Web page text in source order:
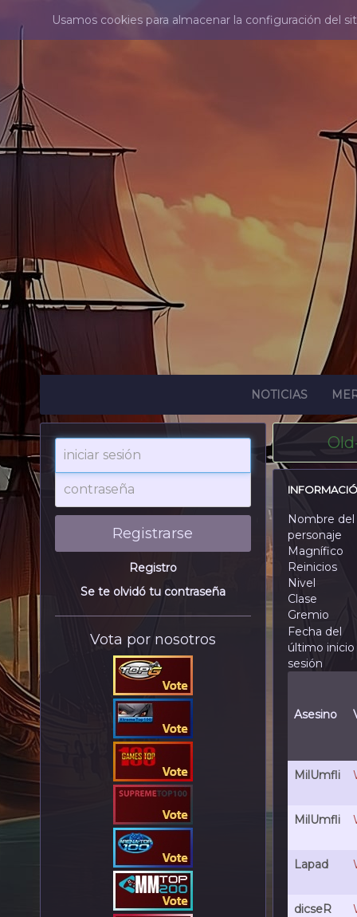
Usamos cookies para almacenar la configuración del
NOTICIAS
iniciar
sesión
contraseña
Registrarse
Registro
Se te olvidó tu contraseña
Vota por nosotros
Nombre del
personaje
Magnífico
Reinicios
Nivel
Clase
Gremio
Fecha del
último inicio
sesión
Asesino
MilUmfli
MilUmfli
Lapad
dicseR